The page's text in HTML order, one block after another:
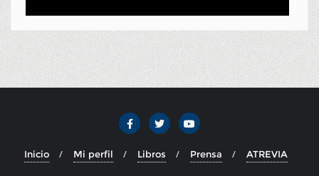
Inicio Mi perfil Libros Prensa ATREVIA